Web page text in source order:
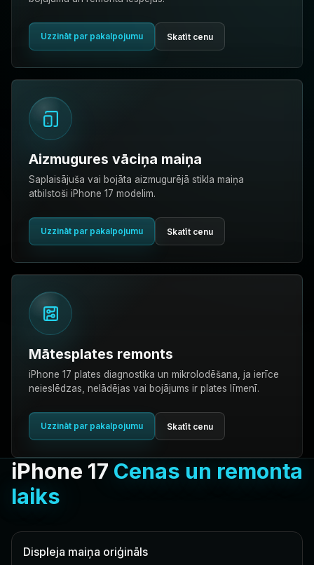
Uzzināt par pakalpojumu Skatīt cenu
Aizmugures vāciņa maiņa
Saplaisājuša vai bojāta aizmugurējā stikla maiņa
atbilstoši iPhone 17 modelim.
Uzzināt par pakalpojumu Skatīt cenu
Mātesplates remonts
iPhone 17 plates diagnostika un mikrolodēšana, ja ierīce
neieslēdzas, nelādējas vai bojājums ir plates līmenī.
Uzzināt par pakalpojumu Skatīt cenu
iPhone 17 Cenas un remonta
laiks
Displeja maiņa oriģināls